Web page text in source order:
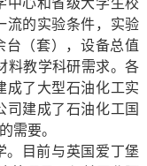
流的实验条件，实验
台（套），设备总值
料教学科研需求。各
成了大型石油化工实
司建成了石油化工国
需要。
。目前与英国爱丁堡